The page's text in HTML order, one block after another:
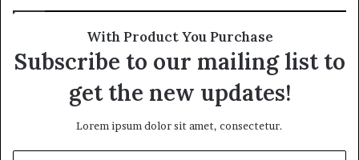
With Product You Purchase
Subscribe to our mailing list to
get the new updates!
Lorem ipsum dolor sit amet, consectetur.